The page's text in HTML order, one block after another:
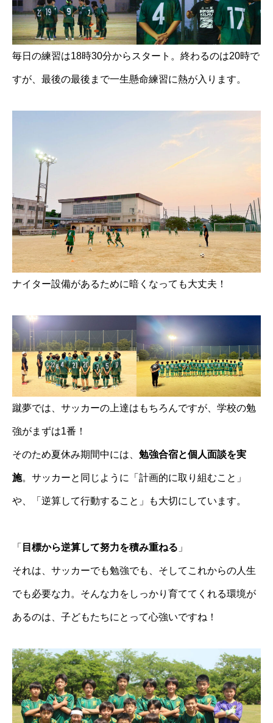
毎日の練習は18時30分からスタート。終わるのは20時で
すが、最後の最後まで一生懸命練習に熱が入ります。
ナイター設備があるために暗くなっても大丈夫！
蹴夢では、サッカーの上達はもちろんですが、学校の勉
強がまずは1番！
そのため夏休み期間中には、 勉強合宿と個人面談を実
施。サッカーと同じように「計画的に取り組むこと」
や、「逆算して行動すること」も大切にしています。
「 目標から逆算して努力を積み重ねる 」
それは、サッカーでも勉強でも、そしてこれからの人生
でも必要な力。そんな力をしっかり育ててくれる環境が
あるのは、子どもたちにとって心強いですね！